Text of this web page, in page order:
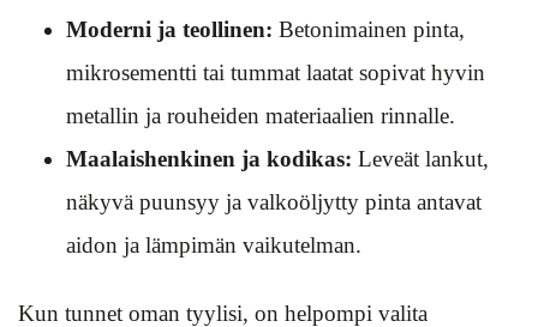
Moderni ja teollinen: Betonimainen pinta,
mikrosementti tai tummat laatat sopivat hyvin
metallin ja rouheiden materiaalien rinnalle.
Maalaishenkinen ja kodikas: Leveät lankut,
näkyvä puunsyy ja valkoöljytty pinta antavat
aidon ja lämpimän vaikutelman.
Kun tunnet oman tyylisi, on helpompi valita